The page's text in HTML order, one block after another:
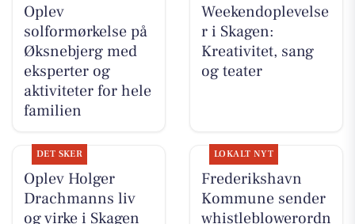
Oplev
solformørkelse på
Øksnebjerg med
eksperter og
aktiviteter for hele
familien
Weekendoplevelse
r i Skagen:
Kreativitet, sang
og teater
DET SKER
Oplev Holger
Drachmanns liv
og virke i Skagen
LOKALT NYT
Frederikshavn
Kommune sender
whistleblowerordn